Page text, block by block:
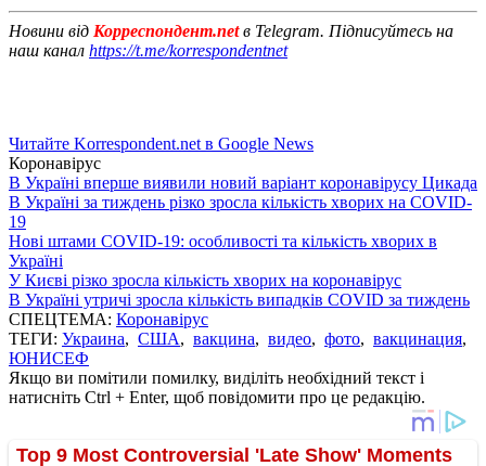
Новини від Корреспондент.netв Telegram. Підписуйтесь на
наш канал https://t.me/korrespondentnet
Читайте Korrespondent.net в Google News
Коронавірус
В Україні вперше виявили новий варіант коронавірусу Цикада
В Україні за тиждень різко зросла кількість хворих на COVID-
19
Нові штами COVID-19: особливості та кількість хворих в
Україні
У Києві різко зросла кількість хворих на коронавірус
В Україні утричі зросла кількість випадків COVID за тиждень
СПЕЦТЕМА: Коронавірус
ТЕГИ: Украина, США, вакцина, видео, фото, вакцинация,
ЮНИСЕФ
Якщо ви помітили помилку, виділіть необхідний текст і
натисніть Ctrl + Enter, щоб повідомити про це редакцію.